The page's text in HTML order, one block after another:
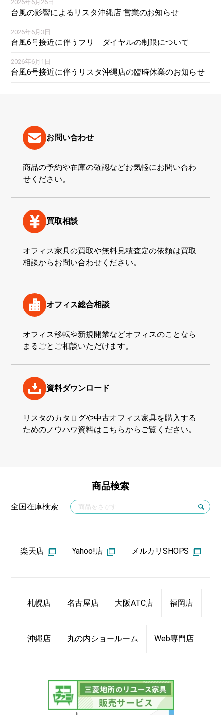
2026年6月26日
台風の影響によるリスタ沖縄店 営業のお知らせ
2026年6月3日
台風6号接近に伴うフリーダイヤルの制限について
2026年6月1日
台風6号接近に伴うリスタ沖縄店の臨時休業のお知らせ
お問い合わせ
商品の予約や在庫の確認などお気軽にお問い合わ
せください。
買取相談
オフィス家具の買取や無料見積査定の依頼は買取
相談からお問い合わせください。
オフィス総合相談
オフィス移転や新規開業などオフィスのことなら
まるごとご相談いただけます。
資料ダウンロード
リスタのカタログや中古オフィス家具を購入する
ためのノウハウ資料はこちらからご覧ください。
商品検索
全国在庫検索
楽天店 Yahoo!店 メルカリSHOPS
札幌店 名古屋店 大阪ATC店 福岡店
沖縄店 丸の内ショールーム Web専門店